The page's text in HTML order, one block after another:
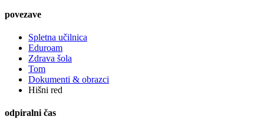
povezave
Spletna učilnica
Eduroam
Zdrava šola
Tom
Dokumenti & obrazci
Hišni red
odpiralni čas